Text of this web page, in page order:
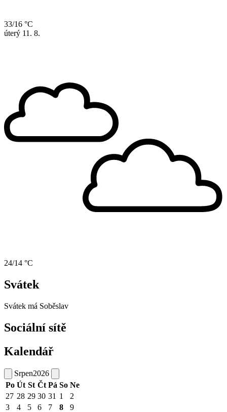
33/16 °C
úterý 11. 8.
24/14 °C
Svátek
Svátek má Soběslav
Sociální sítě
Kalendář
Srpen2026
Po Út St Čt Pá So Ne
27 28 29 30 31 1
2
3
4 5 6 7 8
9